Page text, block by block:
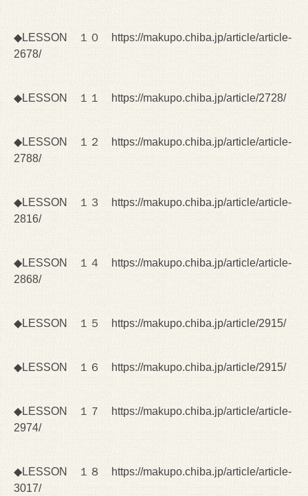
◆LESSON １０
https://makupo.chiba.jp/article/article-
2678/
◆LESSON １１ https://makupo.chiba.jp/article/2728/
◆LESSON １２
https://makupo.chiba.jp/article/article-
2788/
◆LESSON １３
https://makupo.chiba.jp/article/article-
2816/
◆LESSON １４
https://makupo.chiba.jp/article/article-
2868/
◆LESSON １５ https://makupo.chiba.jp/article/2915/
◆LESSON １６ https://makupo.chiba.jp/article/2915/
◆LESSON １７ https://makupo.chiba.jp/article/article-
2974/
◆LESSON １８
https://makupo.chiba.jp/article/article-
3017/